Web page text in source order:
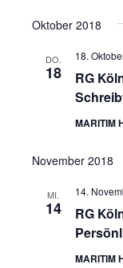
Oktober 2018
DO.
18
RG
18.
MARITIM
November 2018
MI.
14
RG
14.
MARITIM